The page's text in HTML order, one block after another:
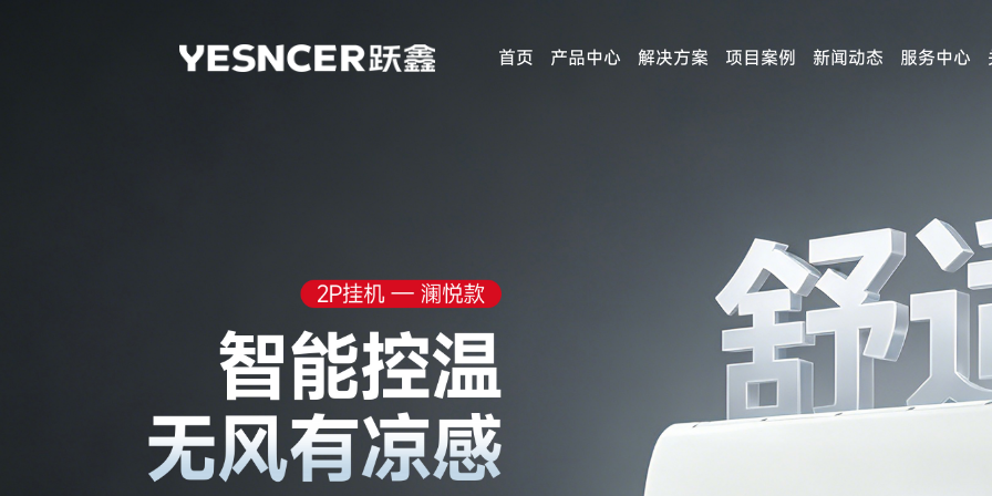
首页 产品中心 解决方案 项目案例 新闻动态 服务中心